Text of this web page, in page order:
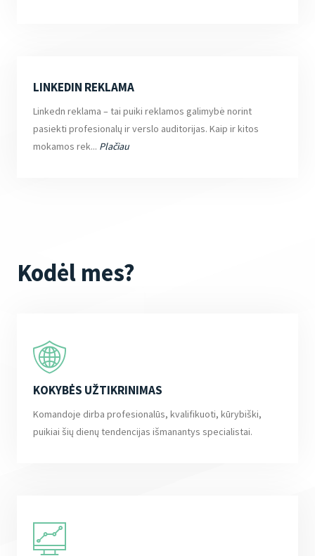
LINKEDIN REKLAMA
Linkedn reklama – tai puiki reklamos galimybė norint
pasiekti profesionalų ir verslo auditorijas. Kaip ir kitos
mokamos rek... Plačiau
Kodėl mes?
KOKYBĖS UŽTIKRINIMAS
Komandoje dirba profesionalūs, kvalifikuoti, kūrybiški,
puikiai šių dienų tendencijas išmanantys specialistai.